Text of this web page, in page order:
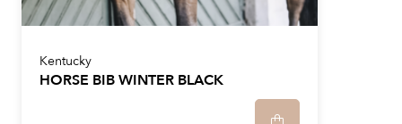
Kentucky
HORSE BIB WINTER BLACK